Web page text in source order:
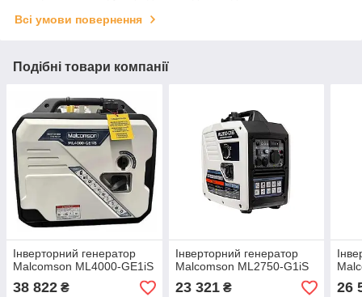
Всі умови повернення
Подібні товари компанії
Інверторний генератор
Malcomson ML4000-GE1iS
38 822 ₴
Інверторний генератор
Malcomson ML2750-G1iS
23 321₴ 26